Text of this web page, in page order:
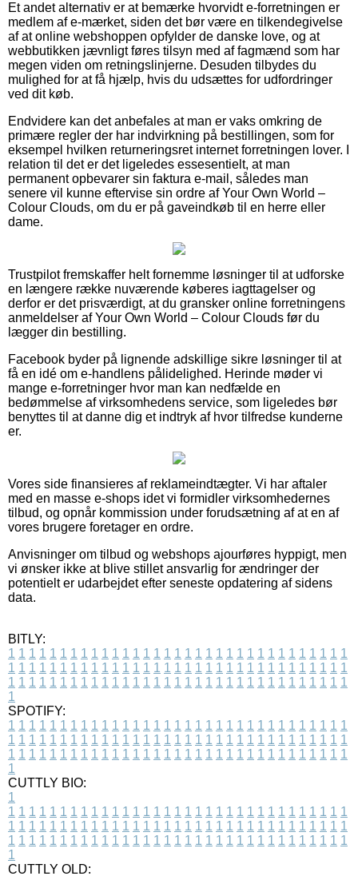
Et andet alternativ er at bemærke hvorvidt e-forretningen er
medlem af e-mærket, siden det bør være en tilkendegivelse
af at online webshoppen opfylder de danske love, og at
webbutikken jævnligt føres tilsyn med af fagmænd som har
megen viden om retningslinjerne. Desuden tilbydes du
mulighed for at få hjælp, hvis du udsættes for udfordringer
ved dit køb.
Endvidere kan det anbefales at man er vaks omkring de
primære regler der har indvirkning på bestillingen, som for
eksempel hvilken returneringsret internet forretningen lover. I
relation til det er det ligeledes essesentielt, at man
permanent opbevarer sin faktura e-mail, således man
senere vil kunne eftervise sin ordre af Your Own World –
Colour Clouds, om du er på gaveindkøb til en herre eller
dame.
Trustpilot fremskaffer helt fornemme løsninger til at udforske
en længere række nuværende køberes iagttagelser og
derfor er det prisværdigt, at du gransker online forretningens
anmeldelser af Your Own World – Colour Clouds før du
lægger din bestilling.
Facebook byder på lignende adskillige sikre løsninger til at
få en idé om e-handlens pålidelighed. Herinde møder vi
mange e-forretninger hvor man kan nedfælde en
bedømmelse af virksomhedens service, som ligeledes bør
benyttes til at danne dig et indtryk af hvor tilfredse kunderne
er.
Vores side finansieres af reklameindtægter. Vi har aftaler
med en masse e-shops idet vi formidler virksomhedernes
tilbud, og opnår kommission under forudsætning af at en af
vores brugere foretager en ordre.
Anvisninger om tilbud og webshops ajourføres hyppigt, men
vi ønsker ikke at blive stillet ansvarlig for ændringer der
potentielt er udarbejdet efter seneste opdatering af sidens
data.
BITLY:
1 1 1 1 1 1 1 1 1 1 1 1 1 1 1 1 1 1 1 1 1 1 1 1 1 1 1 1 1 1 1 1 1
1 1 1 1 1 1 1 1 1 1 1 1 1 1 1 1 1 1 1 1 1 1 1 1 1 1 1 1 1 1 1 1 1
1 1 1 1 1 1 1 1 1 1 1 1 1 1 1 1 1 1 1 1 1 1 1 1 1 1 1 1 1 1 1 1 1
1
SPOTIFY:
1 1 1 1 1 1 1 1 1 1 1 1 1 1 1 1 1 1 1 1 1 1 1 1 1 1 1 1 1 1 1 1 1
1 1 1 1 1 1 1 1 1 1 1 1 1 1 1 1 1 1 1 1 1 1 1 1 1 1 1 1 1 1 1 1 1
1 1 1 1 1 1 1 1 1 1 1 1 1 1 1 1 1 1 1 1 1 1 1 1 1 1 1 1 1 1 1 1 1
1
CUTTLY BIO:
1
1 1 1 1 1 1 1 1 1 1 1 1 1 1 1 1 1 1 1 1 1 1 1 1 1 1 1 1 1 1 1 1 1
1 1 1 1 1 1 1 1 1 1 1 1 1 1 1 1 1 1 1 1 1 1 1 1 1 1 1 1 1 1 1 1 1
1 1 1 1 1 1 1 1 1 1 1 1 1 1 1 1 1 1 1 1 1 1 1 1 1 1 1 1 1 1 1 1 1
1
CUTTLY OLD: